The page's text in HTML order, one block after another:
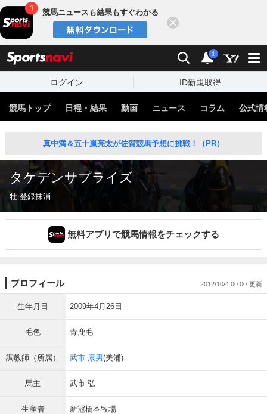
競馬ニュースも結果もすぐわかる
検索 通知
i
ログイン ID新規取得
競馬トップ 日程・結果 動画 ニュース コラム 公式情
真中満＆五十嵐亮太が佐賀競馬予想に挑戦！（PR）
タケデンサプライズ
牡 登録抹消
無料アプリで競馬情報をチェックする
プロフィール 2012/10/4 00:00
生年月日 2009年4月26日
毛色 青鹿毛
調教師（所属） 武市 康男(美浦)
馬主 武市 弘
生産者 新冠橋本牧場